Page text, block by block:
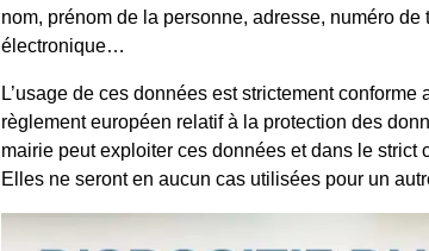
nom, prénom de la personne, adresse, numéro de
électronique…
L’usage de ces données est strictement conforme
règlement européen relatif à la protection des
mairie peut exploiter ces données et dans le strict
Elles ne seront en aucun cas utilisées pour un